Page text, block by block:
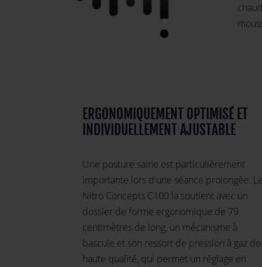
ERGONOMIQUEMENT OPTIMISÉ ET
INDIVIDUELLEMENT AJUSTABLE
Une posture saine est particulièrement
importante lors d'une séance prolongée. Le
Nitro Concepts C100 la soutient avec un
dossier de forme ergonomique de 79
centimètres de long, un mécanisme à
bascule et son ressort de pression à gaz de
haute qualité, qui permet un réglage en